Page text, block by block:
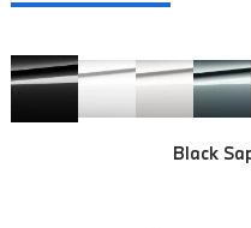
Black
Carbon